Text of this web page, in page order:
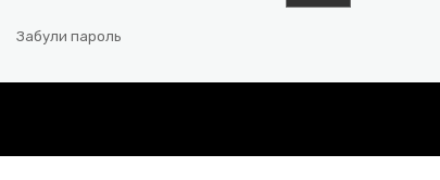
Забули пароль